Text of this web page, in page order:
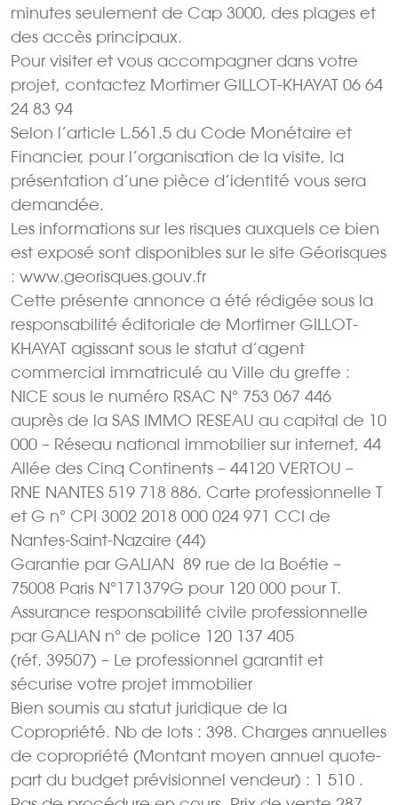
minutes seulement de Cap 3000, des plages et
des accès principaux.
Pour visiter et vous accompagner dans votre
projet, contactez Mortimer GILLOT-KHAYAT 06 64
24 83 94
Selon l’article L.561.5 du Code Monétaire et
Financier, pour l’organisation de la visite, la
présentation d’une pièce d’identité vous sera
demandée.
Les informations sur les risques auxquels ce bien
est exposé sont disponibles sur le site Géorisques
: www.georisques.gouv.fr
Cette présente annonce a été rédigée sous la
responsabilité éditoriale de Mortimer GILLOT-
KHAYAT agissant sous le statut d’agent
commercial immatriculé au Ville du greffe :
NICE sous le numéro RSAC N° 753 067 446
auprès de la SAS IMMO RESEAU au capital de 10
000 – Réseau national immobilier sur internet, 44
Allée des Cinq Continents – 44120 VERTOU –
RNE NANTES 519 718 886. Carte professionnelle T
et G n° CPI 3002 2018 000 024 971 CCI de
Nantes-Saint-Nazaire (44)
Garantie par GALIAN  89 rue de la Boétie –
75008 Paris N°171379G pour 120 000 pour T.
Assurance responsabilité civile professionnelle
par GALIAN n° de police 120 137 405
(réf. 39507) – Le professionnel garantit et
sécurise votre projet immobilier
Bien soumis au statut juridique de la
Copropriété. Nb de lots : 398. Charges annuelles
de copropriété (Montant moyen annuel quote-
part du budget prévisionnel vendeur) : 1 510 .